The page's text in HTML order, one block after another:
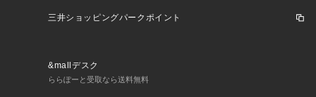
・65150 ブラジャー（B・C）
・45150 おやすみブラ
・75150 ノーマルショーツ
三井ショッピングパークポイント
&mallデスク
ららぽーと受取なら送料無料